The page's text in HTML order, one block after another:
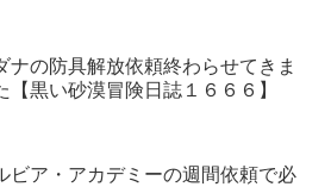
ナの防具解放依頼終わらせてきま
【黒い砂漠冒険日誌１６６６】
ビア・アカデミーの週間依頼で必